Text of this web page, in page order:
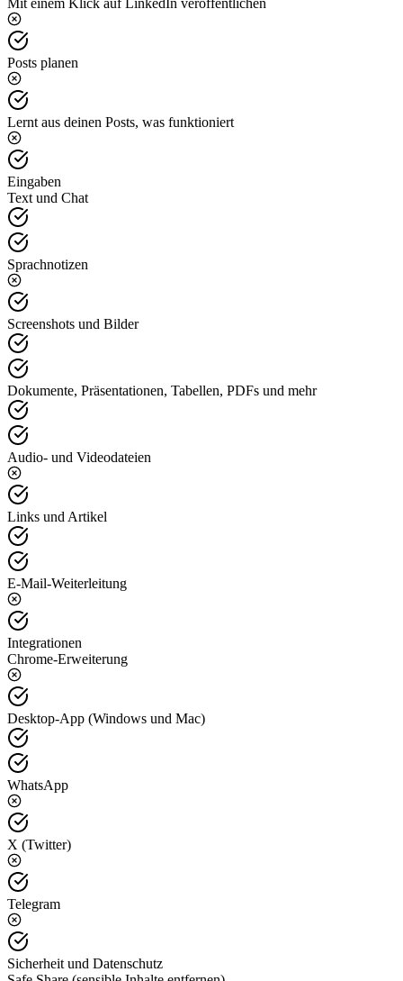
Mit einem Klick auf LinkedIn veröffentlichen
Posts planen
Lernt aus deinen Posts, was funktioniert
Eingaben
Text und Chat
Sprachnotizen
Screenshots und Bilder
Dokumente, Präsentationen, Tabellen, PDFs und mehr
Audio- und Videodateien
Links und Artikel
E-Mail-Weiterleitung
Integrationen
Chrome-Erweiterung
Desktop-App (Windows und Mac)
WhatsApp
X (Twitter)
Telegram
Sicherheit und Datenschutz